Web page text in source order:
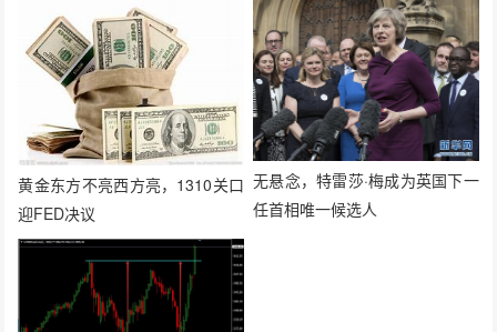
黄金东方不亮西方亮，1310关口
迎FED决议
无悬念，特雷莎·梅成为英国下一
任首相唯一候选人